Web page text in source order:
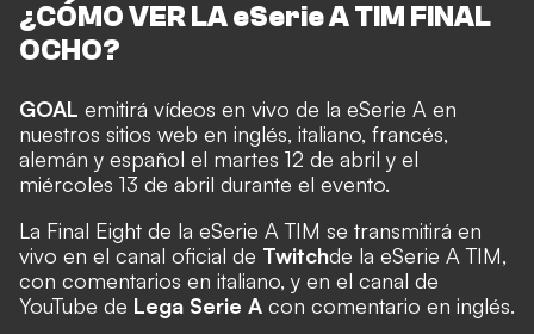
¿CÓMO VER LA eSerie A TIM FINAL
OCHO?
GOAL emitirá vídeos en vivo de la eSerie A en
nuestros sitios web en inglés, italiano, francés,
alemán y español el martes 12 de abril y el
miércoles 13 de abril durante el evento.
La Final Eight de la eSerie A TIM se transmitirá en
vivo en el canal oficial de Twitchde la eSerie A TIM,
con comentarios en italiano, y en el canal de
YouTube de Lega Serie A con comentario en inglés.